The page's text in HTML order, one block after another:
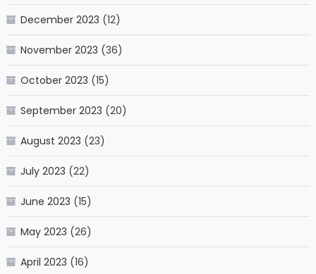
December 2023 (12)
November 2023 (36)
October 2023 (15)
September 2023 (20)
August 2023 (23)
July 2023 (22)
June 2023 (15)
May 2023 (26)
April 2023 (16)